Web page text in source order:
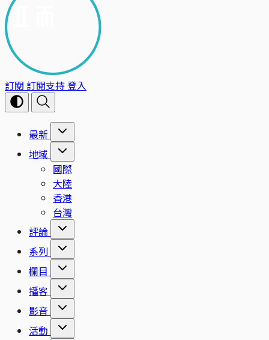
訂閱 訂閱支持登入
最新
地域
國際
大陸
香港
台灣
評論
系列
欄目
播客
影音
活動